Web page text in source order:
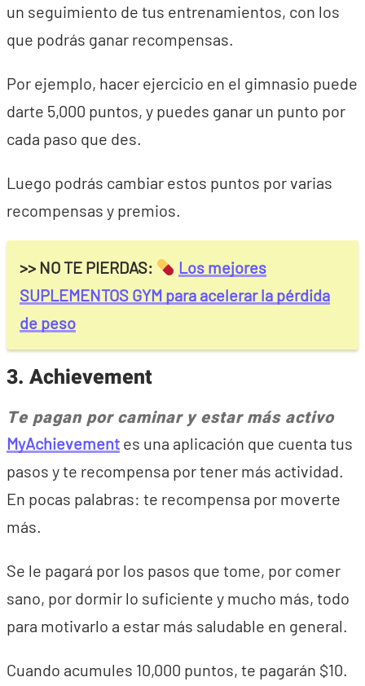
un seguimiento de tus entrenamientos, con los
que podrás ganar recompensas.
Por ejemplo, hacer ejercicio en el gimnasio puede
darte 5,000 puntos, y puedes ganar un punto por
cada paso que des.
Luego podrás cambiar estos puntos por varias
recompensas y premios.
>> NO TE PIERDAS:
Los mejores
SUPLEMENTOS GYM para acelerar la pérdida
de peso
3. Achievement
Te pagan por caminar y estar más activo
MyAchievement es una aplicación que cuenta tus
pasos y te recompensa por tener más actividad.
En pocas palabras: te recompensa por moverte
más.
Se le pagará por los pasos que tome, por comer
sano, por dormir lo suficiente y mucho más, todo
para motivarlo a estar más saludable en general.
Cuando acumules 10,000 puntos, te pagarán $10.